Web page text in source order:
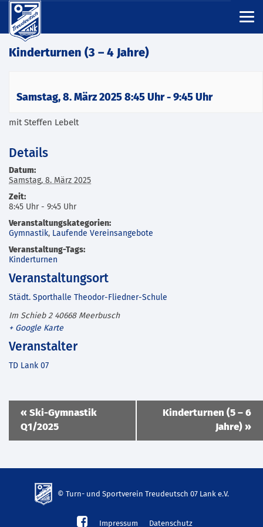
Kinderturnen (3 – 4 Jahre)
Samstag, 8. März 2025 8:45 Uhr- 9:45 Uhr
mit Steffen Lebelt
Details
Datum:
Samstag, 8. März 2025
Zeit:
8:45 Uhr - 9:45 Uhr
Veranstaltungskategorien:
Gymnastik, Laufende Vereinsangebote
Veranstaltung-Tags:
Kinderturnen
Veranstaltungsort
Städt. Sporthalle Theodor-Fliedner-Schule
Im Schieb 2 40668 Meerbusch
+ Google Karte
Veranstalter
TD Lank 07
Veranstaltung
Navigation
« Ski-Gymnastik
Q1/2025
Kinderturnen (5 – 6
Jahre) »
© Turn- und Sportverein Treudeutsch 07 Lank e.V.
Impressum Datenschutz